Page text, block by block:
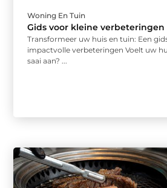
Woning En Tuin
Gids voor kleine
Transformeer uw huis en tuin: Een
impactvolle verbeteringen Voelt uw
saai aan? ...